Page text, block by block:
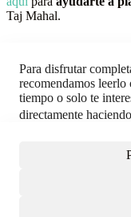
Taj Mahal.
Para disfrutar
recomendamos
tiempo o solo te
directamente